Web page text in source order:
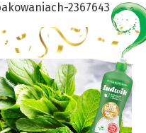
2367643